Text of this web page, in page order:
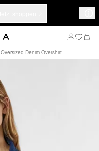
Oversized Denim-Overshirt